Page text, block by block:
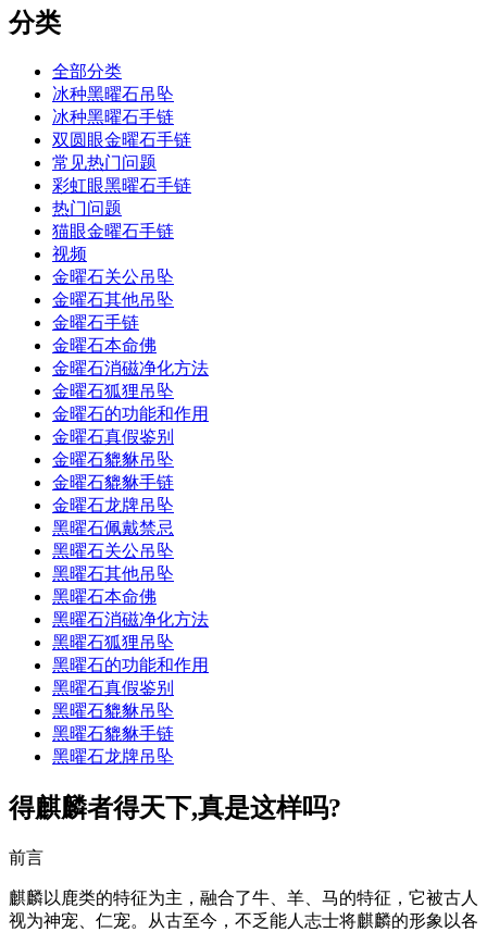
分类
全部分类
冰种黑曜石吊坠
冰种黑曜石手链
双圆眼金曜石手链
常见热门问题
彩虹眼黑曜石手链
热门问题
猫眼金曜石手链
视频
金曜石关公吊坠
金曜石其他吊坠
金曜石手链
金曜石本命佛
金曜石消磁净化方法
金曜石狐狸吊坠
金曜石的功能和作用
金曜石真假鉴别
金曜石貔貅吊坠
金曜石貔貅手链
金曜石龙牌吊坠
黑曜石佩戴禁忌
黑曜石关公吊坠
黑曜石其他吊坠
黑曜石本命佛
黑曜石消磁净化方法
黑曜石狐狸吊坠
黑曜石的功能和作用
黑曜石真假鉴别
黑曜石貔貅吊坠
黑曜石貔貅手链
黑曜石龙牌吊坠
得麒麟者得天下,真是这样吗?
前言
麒麟以鹿类的特征为主，融合了牛、羊、马的特征，它被古人
视为神宠、仁宠。从古至今，不乏能人志士将麒麟的形象以各